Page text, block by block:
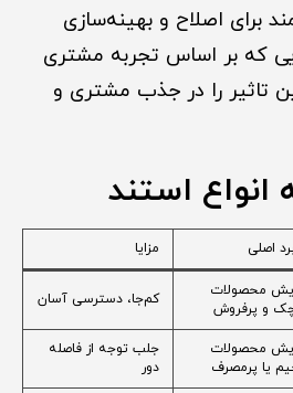
برای اصلاح و بهینه‌سازی
که بر اساس تجربه مشتری
تاثیر را در جذب مشتری و
استند
اصلی مزایا
محصولات
و پرفروش
کم‌جا، دسترسی آسان
محصولات
یا پرمصرف
جلب توجه از فاصله
دور